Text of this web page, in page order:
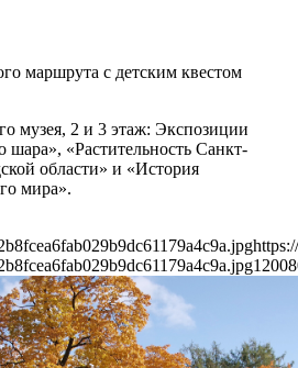
маршрута с детским квестом
музея, 2 и 3 этаж: Экспозиции
шара», «Растительность Санкт-
области» и «История
мира».
1200